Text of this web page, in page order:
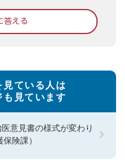
答える
見ている人は
も見ています
意見書の様式が変わり
険課）